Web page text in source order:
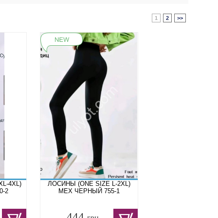
1 2 >>
4XL)
2
ЛОСИНЫ (ONE SIZE L-2XL)
МЕХ ЧЕРНЫЙ 755-1